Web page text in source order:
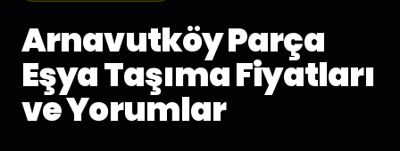
Arnavutköy Parça
Eşya Taşıma Fiyatları
ve Yorumlar